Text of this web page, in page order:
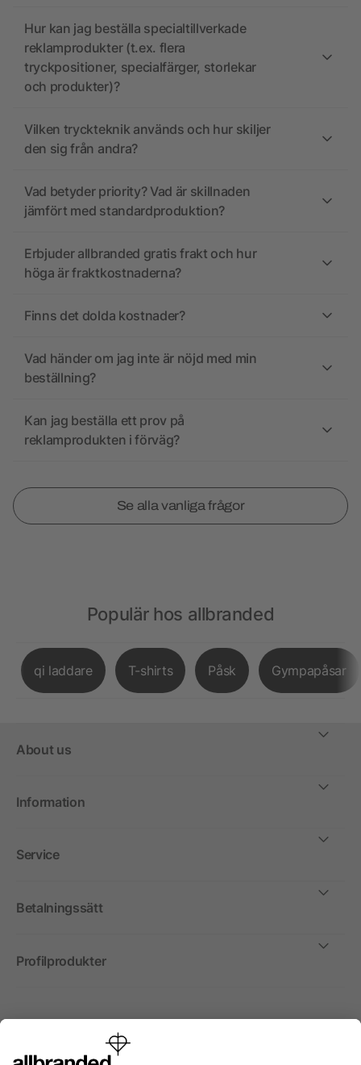
Hur kan jag beställa specialtillverkade
reklamprodukter (t.ex. flera
tryckpositioner, specialfärger, storlekar
och produkter)?
Vilken tryckteknik används och hur skiljer
den sig från andra?
Vad betyder priority? Vad är skillnaden
jämfört med standardproduktion?
Erbjuder allbranded gratis frakt och hur
höga är fraktkostnaderna?
Finns det dolda kostnader?
Vad händer om jag inte är nöjd med min
beställning?
Kan jag beställa ett prov på
reklamprodukten i förväg?
Se alla vanliga frågor
Populär hos allbranded
qi laddare T-shirts Påsk Gympapåsar
About us
Information
Service
Betalningssätt
Profilprodukter
Internationellt